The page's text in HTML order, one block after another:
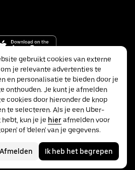
Voorwaarden
gebruikt cookies van externe
je relevante advertenties te
en personalisatie te bieden door je
onthouden. Je kunt je afmelden
cookies door hieronder de knop
te selecteren. Als je een Uber-
kun je je hierafmelden voor
of 'delen' van je gegevens.
Afmelden Ik heb het begrepen